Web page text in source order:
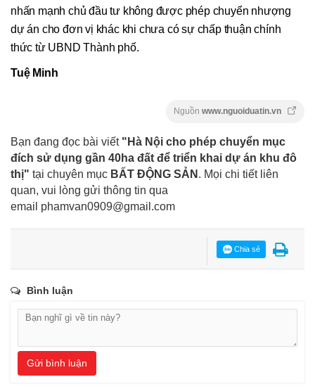
nhấn mạnh chủ đầu tư không được phép chuyển nhượng
dự án cho đơn vị khác khi chưa có sự chấp thuận chính
thức từ UBND Thành phố.
Tuệ Minh
Nguồn www.nguoiduatin.vn
Bạn đang đọc bài viết "Hà Nội cho phép chuyển mục
đích sử dụng gần 40ha đất để triển khai dự án khu đô
thị" tại chuyên mục BẤT ĐỘNG SẢN . Mọi chi tiết liên
quan, vui lòng gửi thông tin qua
email phamvan0909@gmail.com
Chia sẻ
Bình luận
Gửi bình luận